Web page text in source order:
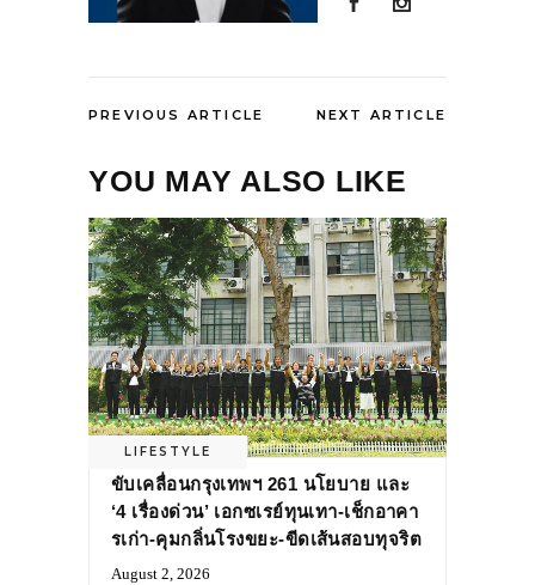
PREVIOUS ARTICLE NEXT ARTICLE
YOU MAY ALSO LIKE
LIFESTYLE
ขับเคลื่อนกรุงเทพฯ 261 นโยบาย และ
‘4 เรื่องด่วน’ เอกซเรย์ทุนเทา-เช็กอาคา
รเก่า-คุมกลิ่นโรงขยะ-ขีดเส้นสอบทุจริต
August 2, 2026